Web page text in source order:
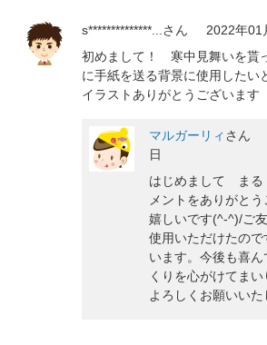
s**************... さん
2022年01
初めまして！ 寒中見舞いを貰
に手紙を送る背景に使用した
イラストありがとうございます
マルガーリィ さん
日
はじめまして まる
メントをありがと
嬉しいです(^-^)/ご
使用いただけたの
います。今後も喜
くりを心がけてま
よろしくお願いい